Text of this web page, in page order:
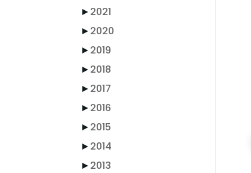
►2021
►2020
►2019
►2018
►2017
►2016
►2015
►2014
►2013